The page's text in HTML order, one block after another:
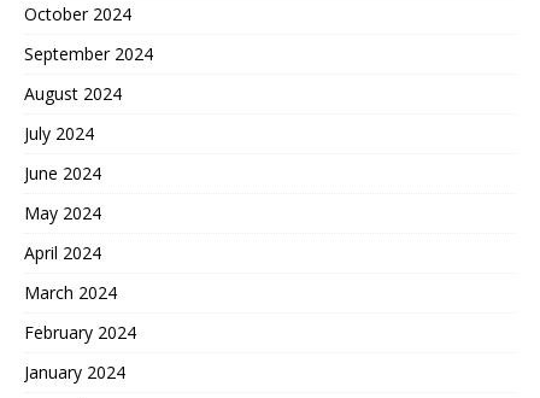
October 2024
September 2024
August 2024
July 2024
June 2024
May 2024
April 2024
March 2024
February 2024
January 2024